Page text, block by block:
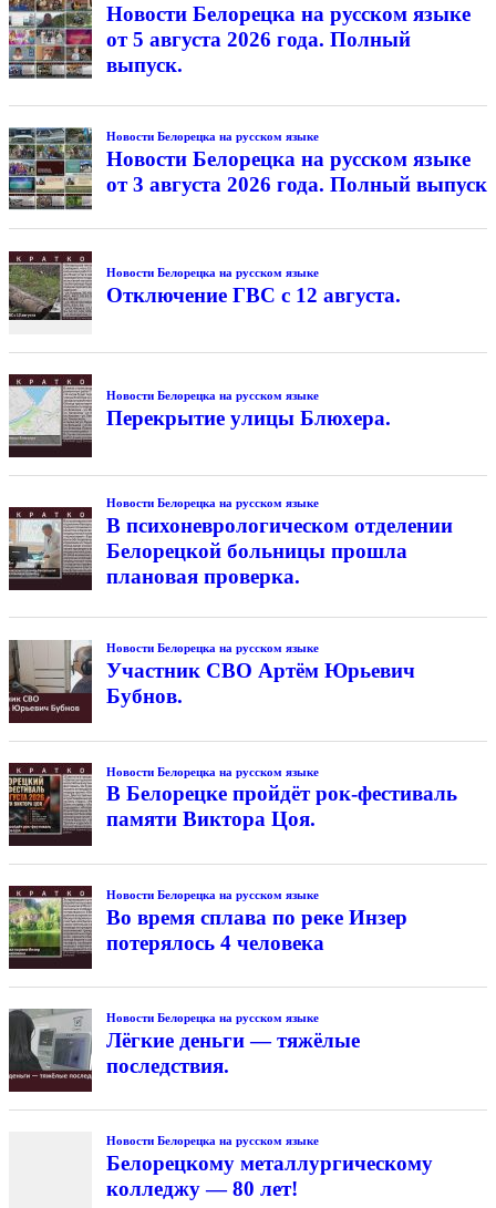
Новости Белорецка на русском языке
от 5 августа 2026 года. Полный
выпуск.
Новости Белорецка на русском языке
Новости Белорецка на русском языке
от 3 августа 2026 года. Полный выпуск
Новости Белорецка на русском языке
Отключение ГВС с 12 августа.
Новости Белорецка на русском языке
Перекрытие улицы Блюхера.
Новости Белорецка на русском языке
В психоневрологическом отделении
Белорецкой больницы прошла
плановая проверка.
Новости Белорецка на русском языке
Участник СВО Артём Юрьевич
Бубнов.
Новости Белорецка на русском языке
В Белорецке пройдёт рок-фестиваль
памяти Виктора Цоя.
Новости Белорецка на русском языке
Во время сплава по реке Инзер
потерялось 4 человека
Новости Белорецка на русском языке
Лёгкие деньги — тяжёлые
последствия.
Новости Белорецка на русском языке
Белорецкому металлургическому
колледжу — 80 лет!